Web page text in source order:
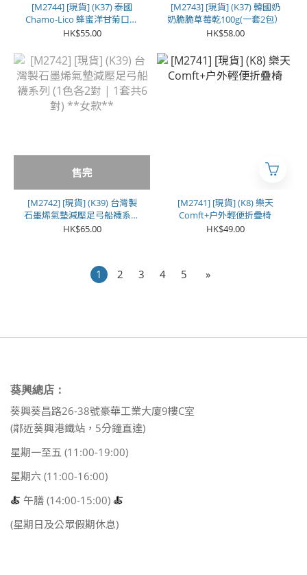
[M2744] [現貨] (K37) 泰國
Chamo-Lico 蜂蜜洋甘菊口腔
噴劑 (20ml)
HK$55.00
[M2743] [現貨] (K37) 韓國奶
奶脆脆草莓乾100g(一套2包）
HK$58.00
售完
[M2742] [現貨] (K39) 台灣製
石墨烯氣墊減壓足弓船襪系列
(1色各2對 | 1套共6對) **女
HK$65.00
[M2741] [現貨] (K8) 樂天
Comft+户外輕便折疊椅
HK$49.00
1 2 3 4 5 »
葵興總店：
葵興葵昌路26-38號豪華工業大廈9樓C室
(鄰近葵興港鐵站，5分鐘直達)
星期一至五 (11:00-19:00)
星期六 (11:00-16:00)
🍝 午膳 (14:00-15:00) 🍝
(星期日及公眾假期休息)